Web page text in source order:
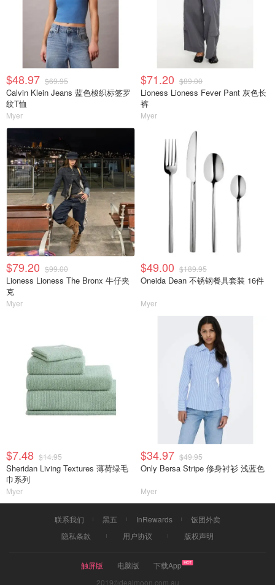
$48.97 $69.95
Calvin Klein Jeans 蓝色梭织标签罗
纹T恤
Myer
$71.20 $89.00
Lioness Lioness Fever Pant 灰色长
裤
Myer
$79.20 $99.00
Lioness Lioness The Bronx 牛仔夹
克
Myer
$49.00 $189.95
Oneida Dean 不锈钢餐具套装 16件
Myer
$7.48 $14.95
Sheridan Living Textures 薄荷绿毛
巾系列
Myer
$34.97 $49.95
Only Bersa Stripe 修身衬衫 浅蓝色
Myer
联系我们 黑五 InRewards
饭团外卖
隐私条款
用户协议 版权声明
触屏版 电脑版
下载App
2019©dealmoon.com.au